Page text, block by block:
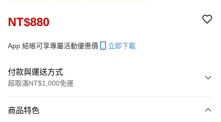
NT$880
App 結帳可享專屬活動優惠價 立即下載
付款與運送方式
超取滿NT$1,000免運
信用卡一次付款
商品特色